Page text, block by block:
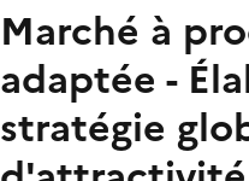
Marché à
adaptée -
stratégie